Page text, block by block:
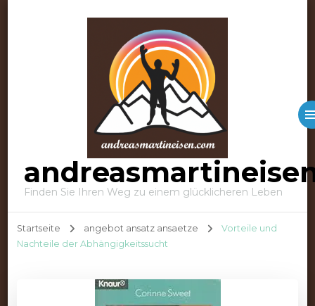
Finden Sie Ihren Weg zu einem glücklicheren Leben
Startseite angebot ansatz ansaetze
Vorteile und
Nachteile der Abhängigkeitssucht